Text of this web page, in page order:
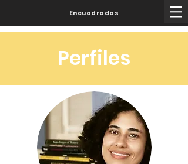
Encuadradas
Perfiles